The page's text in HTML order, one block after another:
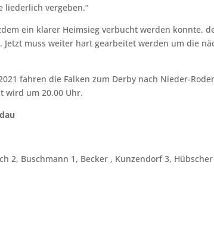
liederlich vergeben.“
ein klarer Heimsieg verbucht werden konnte,
Jetzt muss weiter hart gearbeitet werden um die
fahren die Falken zum Derby nach Nieder-
wird um 20.00 Uhr.
2, Buschmann 1, Becker , Kunzendorf 3,